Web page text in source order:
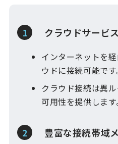
クラウドサービ
インターネットを
ウドに接続可能​です
クラウド接続は異
可用性を提供​します
豊富な接続帯域